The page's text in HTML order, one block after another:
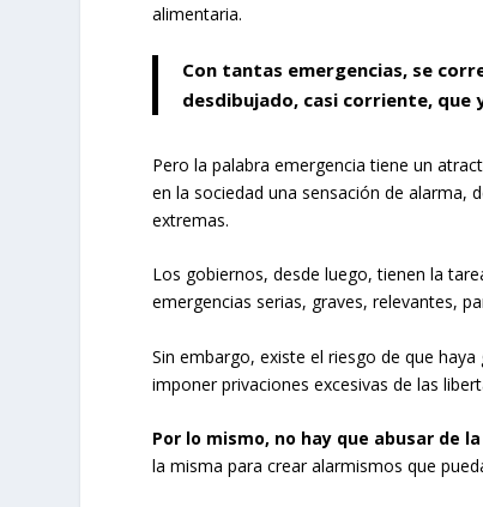
alimentaria.
Con tantas emergencias, se
desdibujado, casi corriente, que
Pero la palabra emergencia tiene un
en la sociedad una sensación de alarma,
extremas.
Los gobiernos, desde luego, tienen la
emergencias serias, graves, relevantes,
Sin embargo, existe el riesgo de que
imponer privaciones excesivas de las
Por lo mismo, no hay que abusar de
la misma para crear alarmismos que